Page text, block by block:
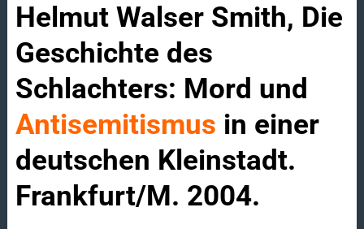
Helmut Walser Smith, Die
Geschichte des
Schlachters: Mord und
Antisemitismus in einer
deutschen Kleinstadt.
Frankfurt/M. 2004.